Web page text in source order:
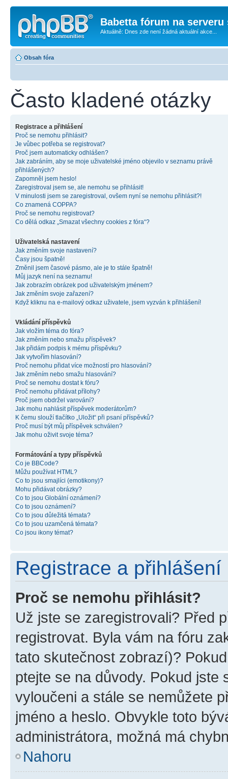
Babetta fórum na serveru
Aktuálně: Dnes zde není žádná aktuální akce...
Obsah fóra
Často kladené otázky
Registrace a přihlášení
Proč se nemohu přihlásit?
Je vůbec potřeba se registrovat?
Proč jsem automaticky odhlášen?
Jak zabráním, aby se moje uživatelské jméno objevilo v seznamu právě
přihlášených?
Zapomněl jsem heslo!
Zaregistroval jsem se, ale nemohu se přihlásit!
V minulosti jsem se zaregistroval, ovšem nyní se nemohu přihlásit?!
Co znamená COPPA?
Proč se nemohu registrovat?
Co dělá odkaz „Smazat všechny cookies z fóra“?
Uživatelská nastavení
Jak změním svoje nastavení?
Časy jsou špatně!
Změnil jsem časové pásmo, ale je to stále špatně!
Můj jazyk není na seznamu!
Jak zobrazím obrázek pod uživatelským jménem?
Jak změním svoje zařazení?
Když kliknu na e-mailový odkaz uživatele, jsem vyzván k přihlášení!
Vkládání příspěvků
Jak vložím téma do fóra?
Jak změním nebo smažu příspěvek?
Jak přidám podpis k mému příspěvku?
Jak vytvořím hlasování?
Proč nemohu přidat více možností pro hlasování?
Jak změním nebo smažu hlasování?
Proč se nemohu dostat k fóru?
Proč nemohu přidávat přílohy?
Proč jsem obdržel varování?
Jak mohu nahlásit příspěvek moderátorům?
K čemu slouží tlačítko „Uložit“ při psaní příspěvků?
Proč musí být můj příspěvek schválen?
Jak mohu oživit svoje téma?
Formátování a typy příspěvků
Co je BBCode?
Můžu používat HTML?
Co to jsou smajlíci (emotikony)?
Mohu přidávat obrázky?
Co to jsou Globální oznámení?
Co to jsou oznámení?
Co to jsou důležitá témata?
Co to jsou uzamčená témata?
Co jsou ikony témat?
Registrace a přihlášení
Proč se nemohu přihlásit?
Už jste se zaregistrovali? Před
registrovat. Byla vám na fóru
tato skutečnost zobrazí)?
ptejte se na důvody. Pokud jste
vyloučeni a stále se nemůžete
jméno a heslo. Obvykle toto
administrátora, možná má
Nahoru